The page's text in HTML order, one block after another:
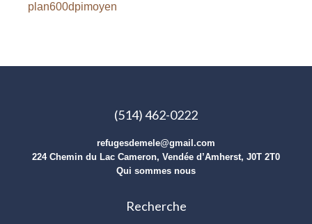
plan600dpimoyen
(514) 462-0222
refugesdemele@gmail.com
224 Chemin du Lac Cameron, Vendée d’Amherst, J0T 2T0
Qui sommes nous
Recherche